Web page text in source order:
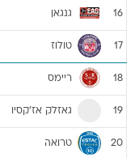
16 גנגאן
17 טולוז
18 ריימס
19 גאזלק אז'קסיו
20 טרואה